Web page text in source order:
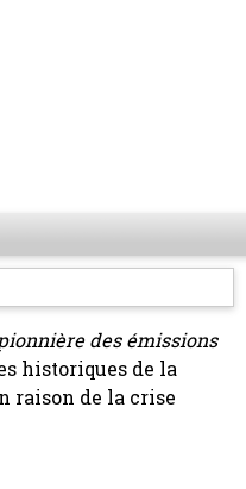
des émissions
historiques de la
raison de la crise